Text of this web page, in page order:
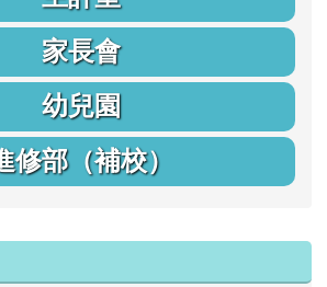
家長會
幼兒園
修部（補校）